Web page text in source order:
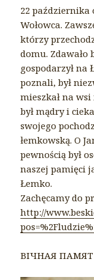
22 października
Wołowca.
którzy
domu. Zdawało
gospodarzył na
poznali, był
mieszkał na
był mądry i
swojego
łemkowską. O
pewnością był
naszej pamięci
Łemko.
Zachęcamy do
http://
ВІЧНАЯ ПАМЯТ